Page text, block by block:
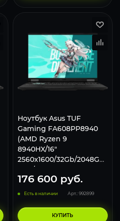
Ноутбук Asus TUF
Gaming FA608PP8940
(AMD Ryzen 9
8940HX/16"
2560x1600/32Gb/2048Gb
SSD/NVIDIA GeForce RTX
5070 8Gb/Win 11 Pro)
Gray
176 600руб.
Есть в наличии Арт.: 992899
КУПИТЬ